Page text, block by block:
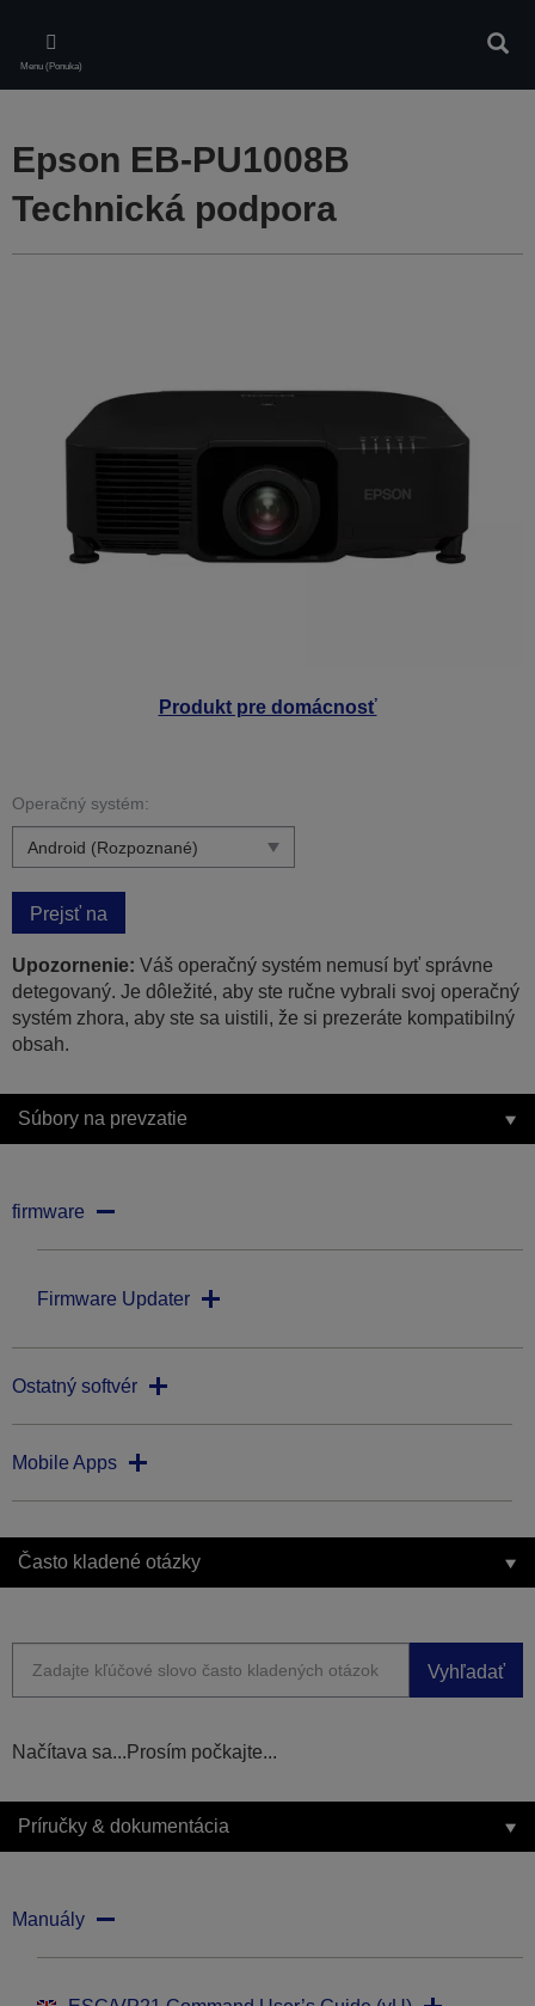
main
content
Menu (Ponuka)
Produkt pre domácnosť
Epson EB-PU1008B
Technická podpora
Operačný systém:
Prejsť na
Upozornenie: Váš operačný systém nemusí byť správne
detegovaný. Je dôležité, aby ste ručne vybrali svoj operačný
systém zhora, aby ste sa uistili, že si prezeráte kompatibilný
obsah.
Súbory na prevzatie
firmware
Firmware Updater
Ostatný softvér
Mobile Apps
Často kladené otázky
Vyhľadať
Načítava sa...Prosím počkajte...
Príručky & dokumentácia
Manuály